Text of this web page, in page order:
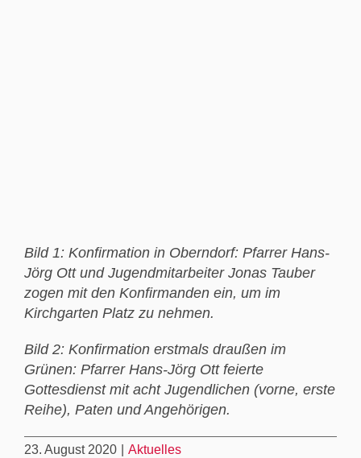
Bild 1: Konfirmation in Oberndorf: Pfarrer Hans-
Jörg Ott und Jugendmitarbeiter Jonas Tauber
zogen mit den Konfirmanden ein, um im
Kirchgarten Platz zu nehmen.
Bild 2: Konfirmation erstmals draußen im
Grünen: Pfarrer Hans-Jörg Ott feierte
Gottesdienst mit acht Jugendlichen (vorne, erste
Reihe), Paten und Angehörigen.
23. August 2020 Aktuelles